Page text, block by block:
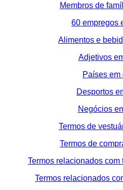
Membros de
60 empregos
Alimentos e
Adjetivos
Países em
Desportos
Negócios
Termos de
Termos de
Termos relacionados
Termos relacionados